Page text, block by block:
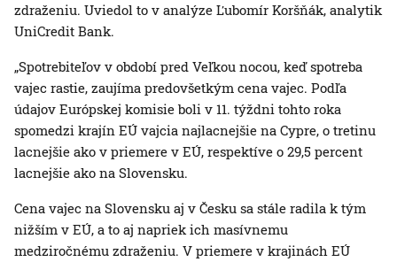
zdraženiu. Uviedol to v analýze Ľubomír Koršňák, analytik
UniCredit Bank.
„Spotrebiteľov v období pred Veľkou nocou, keď spotreba
vajec rastie, zaujíma predovšetkým cena vajec. Podľa
údajov Európskej komisie boli v 11. týždni tohto roka
spomedzi krajín EÚ vajcia najlacnejšie na Cypre, o tretinu
lacnejšie ako v priemere v EÚ, respektíve o 29,5 percent
lacnejšie ako na Slovensku.
Cena vajec na Slovensku aj v Česku sa stále radila k tým
nižším v EÚ, a to aj napriek ich masívnemu
medziročnému zdraženiu. V priemere v krajinách EÚ